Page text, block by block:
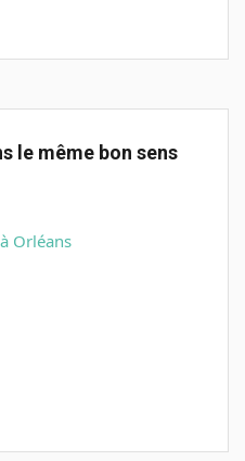
le même bon sens
Orléans